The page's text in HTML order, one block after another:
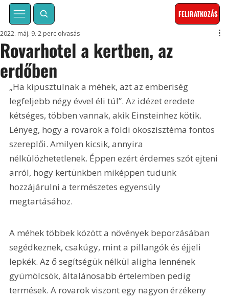
FELIRATKOZÁS
Rovarhotel a kertben, az
erdőben
2022. máj. 9. 2 perc olvasás
„Ha kipusztulnak a méhek, azt az emberiség
legfeljebb négy évvel éli túl”. Az idézet eredete
kétséges, többen vannak, akik Einsteinhez kötik.
Lényeg, hogy a rovarok a földi ökoszisztéma fontos
szereplői. Amilyen kicsik, annyira
nélkülözhetetlenek. Éppen ezért érdemes szót ejteni
arról, hogy kertünkben miképpen tudunk
hozzájárulni a természetes egyensúly
megtartásához.
A méhek többek között a növények beporzásában
segédkeznek, csakúgy, mint a pillangók és éjjeli
lepkék. Az ő segítségük nélkül aligha lennének
gyümölcsök, általánosabb értelemben pedig
termések. A rovarok viszont egy nagyon érzékeny